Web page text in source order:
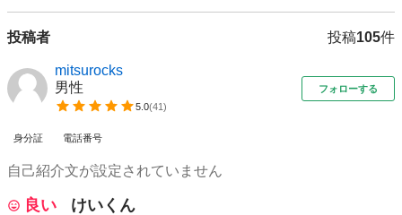
投稿者 投稿105件
mitsurocks
男性
5.0(41)
フォローする
身分証 電話番号
自己紹介文が設定されていません
良い けいくん